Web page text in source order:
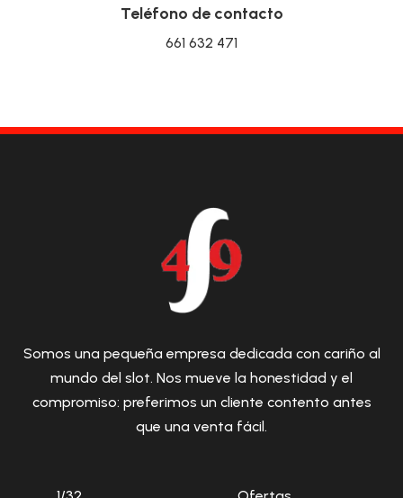
Teléfono de contacto
661 632 471
Somos una pequeña empresa dedicada con cariño al
mundo del slot. Nos mueve la honestidad y el
compromiso: preferimos un cliente contento antes
que una venta fácil.